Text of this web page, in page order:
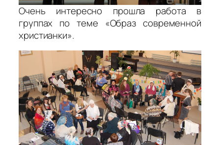
Очень интересно прошла работа в
группах по теме «Образ современной
христианки».